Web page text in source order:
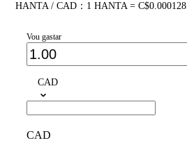
HANTA / CAD：1 HANTA = C$0.000128
Vou gastar
CAD
CAD